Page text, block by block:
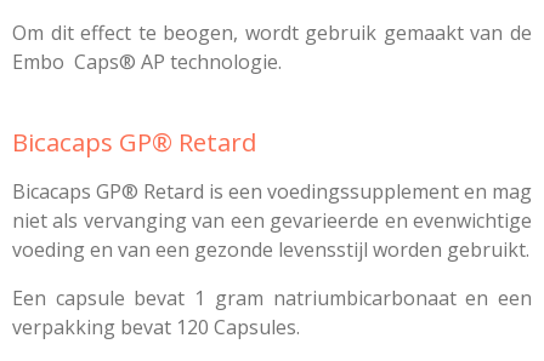
Om dit effect te beogen, wordt gebruik gemaakt van de
Embo Caps® AP technologie.
Bicacaps GP® Retard
Bicacaps GP® Retard is een voedingssupplement en mag
niet als vervanging van een gevarieerde en evenwichtige
voeding en van een gezonde levensstijl worden gebruikt.
Een capsule bevat 1 gram natriumbicarbonaat en een
verpakking bevat 120 Capsules.